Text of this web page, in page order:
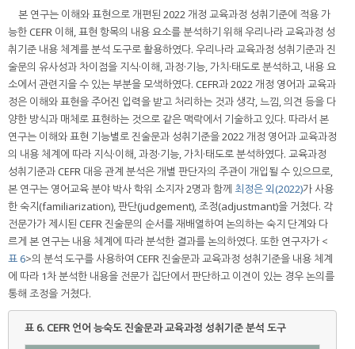
본 연구는 이해와 표현으로 개편된 2022 개정 교육과정 성취기준에 적용 가
능한 CEFR 이해, 표현 항목의 내용 요소를 분석하기 위해 우리나라 교육과정 성
취기준 내용 체계를 분석 도구로 활용하였다. 우리나라 교육과정 성취기준과 진
술문의 유사성과 차이점을 지식·이해, 과정·기능, 가치·태도로 분석하고, 내용 요
소에서 관련지을 수 있는 부분을 모색하였다. CEFR과 2022 개정 영어과 교육과
정은 이해와 표현을 주어진 입력을 받고 처리하는 것과 생각, 느낌, 의견 등을 다
양한 방식과 매체로 표현하는 것으로 같은 맥락에서 기술하고 있다. 따라서 본
연구는 이해와 표현 기능별로 진술문과 성취기준을 2022 개정 영어과 교육과정
의 내용 체계에 따라 지식·이해, 과정·기능, 가치·태도로 분석하였다. 교육과정
성취기준과 CEFR 대응 관계 분석은 개별 판단자의 주관이 개입될 수 있으므로,
본 연구는 영어교육 분야 박사 학위 소지자 2명과 함께 최정은 외(2022)가 사용
한 숙지(familiarization), 판단(judgement), 조정(adjustmant)을 거쳤다. 각
전문가가 제시된 CEFR 진술문의 순서를 재배열하여 논의하는 숙지 단계와 다
르게 본 연구는 내용 체계에 따라 분석한 결과를 논의하였다. 또한 연구자가 <
표 6>의 분석 도구를 사용하여 CEFR 진술문과 교육과정 성취기준을 내용 체계
에 따라 1차 분석한 내용을 전문가 집단에서 판단하고 이견이 있는 경우 논의를
통해 조정을 거쳤다.
표 6. CEFR 언어 능숙도 진술문과 교육과정 성취기준 분석 도구